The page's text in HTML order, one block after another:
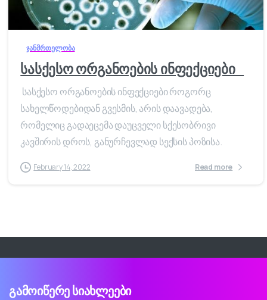
ჯანმრთელობა
სასქესო ორგანოების ინფექციები
სასქესო ორგანოების ინფექციები როგორც
სახელწოდებიდან გვესმის, არის დაავადება,
რომელიც გადაეცემა დაუცველი სქესობრივი
კავშირის დროს, განურჩევლად სექსის პოზისა.
February 14, 2022 Read more
გამოიწერესიახლეები